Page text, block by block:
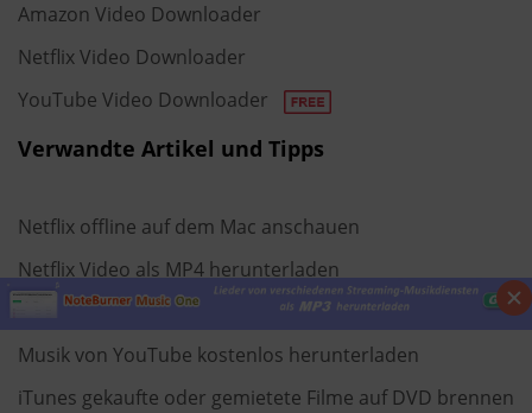
Amazon Video Downloader
Netflix Video Downloader
YouTube Video Downloader
Verwandte Artikel und Tipps
Netflix offline auf dem Mac anschauen
Netflix Video als MP4 herunterladen
Top 5 kostenlose YouTube Video Downloader
Musik von YouTube kostenlos herunterladen
iTunes gekaufte oder gemietete Filme auf DVD brennen